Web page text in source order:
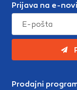
Prijava na e-
Prodajni